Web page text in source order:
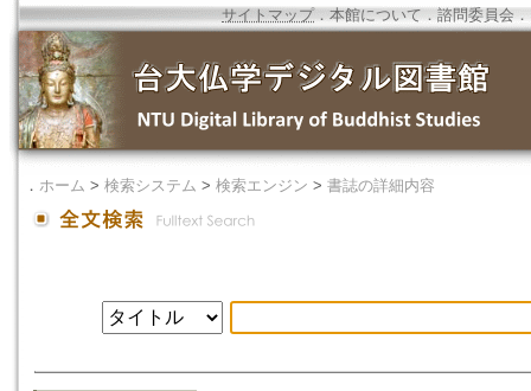
サイトマップ．本館について ． 諮問委員会 ．
． ホーム > 検索システム > 検索エンジン > 書誌の詳細内容